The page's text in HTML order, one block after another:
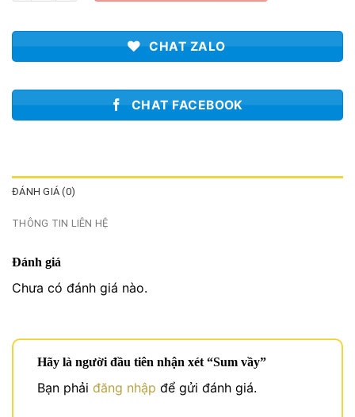
CHAT ZALO
CHAT FACEBOOK
ĐÁNH GIÁ (0)
THÔNG TIN LIÊN HỆ
Đánh giá
Chưa có đánh giá nào.
Hãy là người đầu tiên nhận xét “Sum vầy”
Bạn phải đăng nhập để gửi đánh giá.